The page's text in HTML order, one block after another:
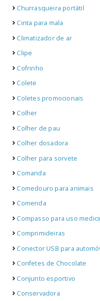
Churrasqueira portátil
Cinta para mala
Climatizador de ar
Clipe
Cofrinho
Colete
Coletes promocionais
Colher
Colher de pau
Colher dosadora
Colher para sorvete
Comanda
Comedouro para animais
Comenda
Compasso para uso
Comprimideiras
Conector USB para
Confetes de Chocolate
Conjunto esportivo
Conservadora